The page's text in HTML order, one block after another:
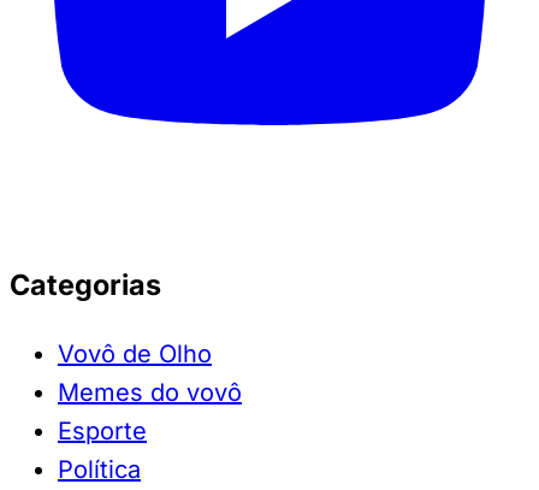
Categorias
Vovô de Olho
Memes do vovô
Esporte
Política